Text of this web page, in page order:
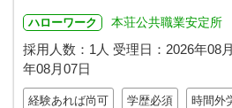
ハローワーク 本荘公共職業安定所
採用人数：1人 受理日： 2026年08
年08月07日
経験あれば尚可 学歴必須 時間外